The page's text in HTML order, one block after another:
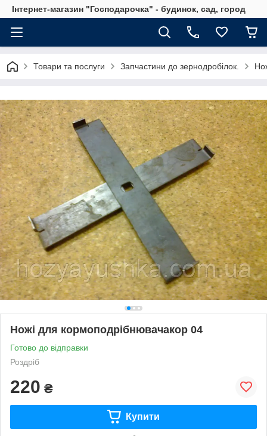
Інтернет-магазин "Господарочка" - будинок, сад, город
Товари та послуги Запчастини до зернодробілок.
Ножі для кормоподрібнювачакор 04
Готово до відправки
Роздріб
220 ₴
Купити